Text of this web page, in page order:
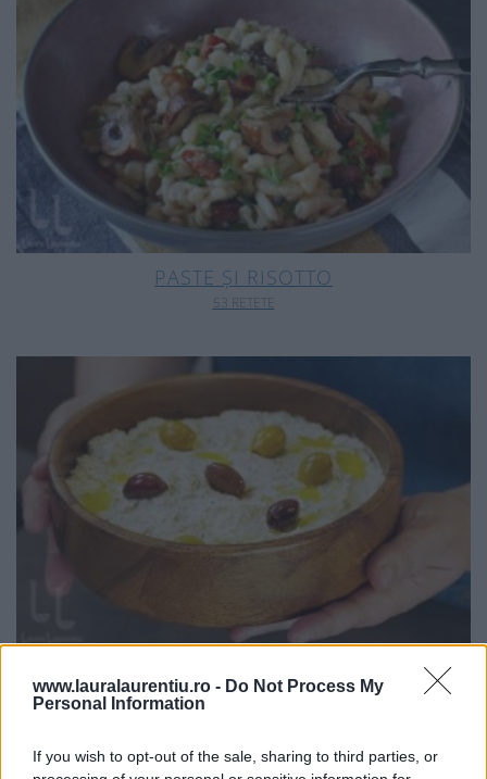
www.lauralaurentiu.ro - Do Not Process My
Personal Information
If you wish to opt-out of the sale, sharing to third parties, or
PASTE ȘI RISOTTO
119 RETETE